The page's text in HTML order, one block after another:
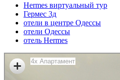
Hermes виртуальный тур
Гермес 3д
отели в центре Одессы
отели Одессы
отель Hermes